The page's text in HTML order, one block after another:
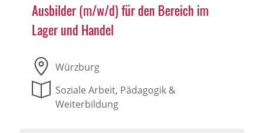
Ausbilder (m/w/d) für den Bereich im
Lager und Handel
Würzburg
Soziale Arbeit, Pädagogik &
Weiterbildung